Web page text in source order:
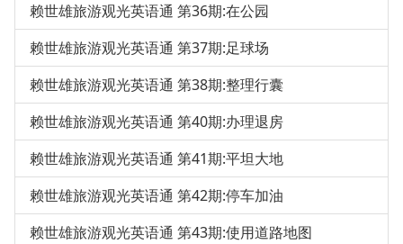
赖世雄旅游观光英语通 第36期:在公园
赖世雄旅游观光英语通 第37期:足球场
赖世雄旅游观光英语通 第38期:整理行囊
赖世雄旅游观光英语通 第40期:办理退房
赖世雄旅游观光英语通 第41期:平坦大地
赖世雄旅游观光英语通 第42期:停车加油
赖世雄旅游观光英语通 第43期:使用道路地图